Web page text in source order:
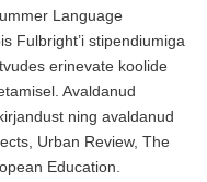
Language
Fulbright’i stipendiumiga
erinevate koolide
Avaldanud
ning avaldanud
Urban Review, The
Education.